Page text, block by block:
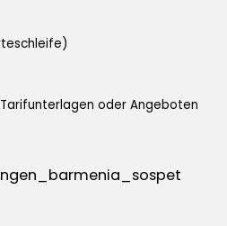
oder Angeboten